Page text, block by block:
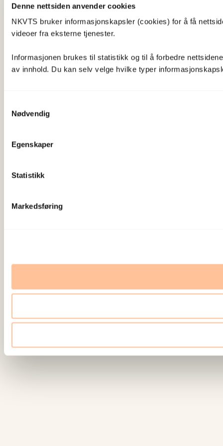
Denne nettsiden anvender cookies
NKVTS bruker informasjonskapsler (cookies) for å få
videoer fra eksterne tjenester.
Informasjonen brukes til statistikk og til å forbedre
av innhold. Du kan selv velge hvilke typer
Nødvendig
Egenskaper
Statistikk
Markedsføring